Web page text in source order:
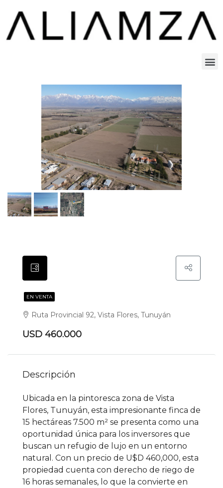
EN VENTA
Ruta Provincial 92, Vista Flores, Tunuyán
USD 460.000
Descripción
Ubicada en la pintoresca zona de Vista
Flores, Tunuyán, esta impresionante finca de
15 hectáreas 7.500 m² se presenta como una
oportunidad única para los inversores que
buscan un refugio de lujo en un entorno
natural. Con un precio de U$D 460,000, esta
propiedad cuenta con derecho de riego de
16 horas semanales, lo que la convierte en